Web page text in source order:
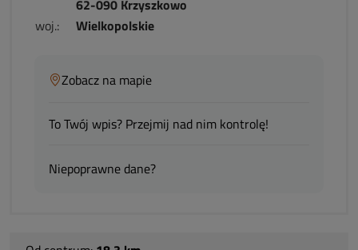
62-090 Krzyszkowo
woj.:
Wielkopolskie
Zobacz na mapie
To Twój wpis? Przejmij nad nim kontrolę!
Niepoprawne dane?